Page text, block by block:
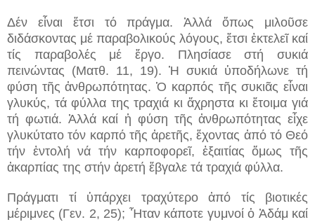
Δέν εἶναι ἔτσι τό πράγμα. Ἀλλά ὅπως μιλοῦσε
διδάσκοντας μέ παραβολικούς λόγους, ἔτσι ἐκτελεῖ καί
τίς παραβολές μέ ἔργο. Πλησίασε στή συκιά
πεινώντας (Ματθ. 11, 19). Ἡ συκιά ὑποδήλωνε τή
φύση τῆς ἀνθρωπότητας. Ὁ καρπός τῆς συκιᾶς εἶναι
γλυκύς, τά φύλλα της τραχιά κι ἄχρηστα κι ἕτοιμα γιά
τή φωτιά. Ἀλλά καί ἡ φύση τῆς ἀνθρωπότητας εἶχε
γλυκύτατο τόν καρπό τῆς ἀρετῆς, ἔχοντας ἀπό τό Θεό
τήν ἐντολή νά τήν καρποφορεῖ, ἐξαιτίας ὅμως τῆς
ἀκαρπίας της στήν ἀρετή ἔβγαλε τά τραχιά φύλλα.
Πράγματι τί ὑπάρχει τραχύτερο ἀπό τίς βιοτικές
μέριμνες (Γεν. 2, 25); Ἦταν κάποτε γυμνοί ὁ Ἀδάμ καί